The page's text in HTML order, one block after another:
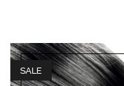
SALE